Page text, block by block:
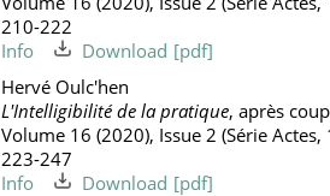
210-222
Info
Download
Hervé Oulc'hen
L'Intelligibilité de la pratique, après coup
Volume 16 (2020), Issue 2 (Série
223-247
Info
Download